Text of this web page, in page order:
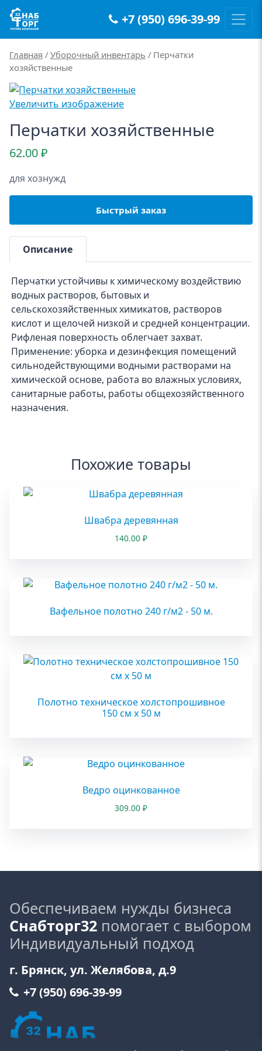
Main Navigation +7 (950) 696-39-99
Главная / Уборочный инвентарь / Перчатки
хозяйственные
Увеличить изображение
Перчатки хозяйственные
62.00₽
для хознужд
Быстрый заказ
Описание
Перчатки устойчивы к химическому воздействию
водных растворов, бытовых и
сельскохозяйственных химикатов, растворов
кислот и щелочей низкой и средней концентрации.
Рифленая поверхность облегчает захват.
Применение: уборка и дезинфекция помещений
сильнодействующими водными растворами на
химической основе, работа во влажных условиях,
санитарные работы, работы общехозяйственного
назначения.
Похожие товары
Швабра деревянная
140.00 ₽
Вафельное полотно 240 г/м2 - 50 м.
Полотно техническое холстопрошивное
150 см х 50 м
Ведро оцинкованное
309.00 ₽
Обеспечиваем нужды бизнеса
Снабторг32 помогает с выбором
Индивидуальный подход
г. Брянск, ул. Желябова, д.9
+7 (950) 696-39-99